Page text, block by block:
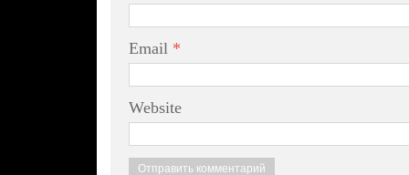
Email *
Website